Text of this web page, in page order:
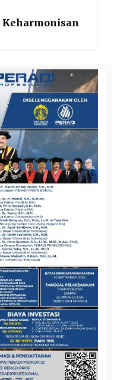
Keharmonisan